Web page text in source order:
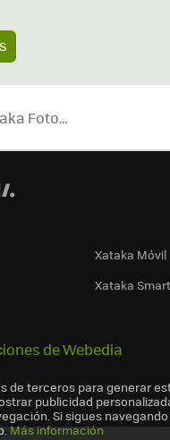
Xataka Móvil
Xataka
de Webedia
de terceros para generar
publicidad
Si sigues
Más información